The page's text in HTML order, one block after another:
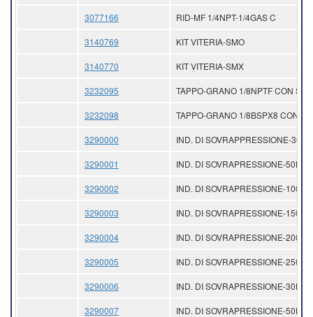
3077166 RID-MF 1/4NPT-1/4GAS C
3140769 KIT VITERIA-SMO
3140770 KIT VITERIA-SMX
3232095 TAPPO-GRANO 1/8NPTF CON
3232098 TAPPO-GRANO 1/8BSPX8 CON
3290000 IND. DI SOVRAPPRESSIONE-
3290001 IND. DI SOVRAPRESSIONE-50BAR
3290002 IND. DI SOVRAPRESSIONE-
3290003 IND. DI SOVRAPRESSIONE-
3290004 IND. DI SOVRAPRESSIONE-
3290005 IND. DI SOVRAPRESSIONE-
3290006 IND. DI SOVRAPRESSIONE-30BAR
3290007 IND. DI SOVRAPRESSIONE-50BAR